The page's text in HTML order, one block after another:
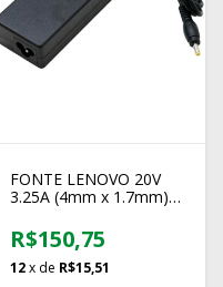
FONTE LENOVO 20V
3.25A (4mm x 1.7mm)
R$150,75
12x de R$15,51